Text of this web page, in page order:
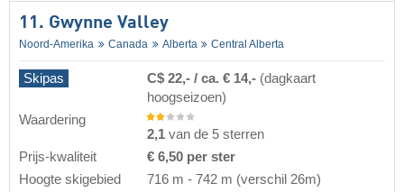
11. Gwynne Valley
Noord-Amerika Canada Alberta Central Alberta
Skipas C$ 22,- / ca. € 14,- (dagkaart
hoogseizoen)
Waardering
2,1 van de 5 sterren
Prijs-kwaliteit
€ 6,50 per ster
Hoogte skigebied
716 m - 742 m (verschil 26m)